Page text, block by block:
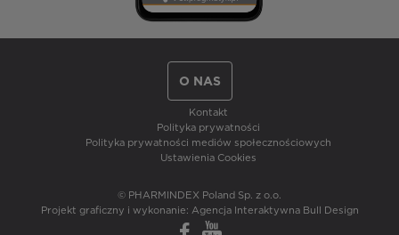
O NAS
Kontakt
Polityka prywatności
Polityka prywatności mediów społecznościowych
Ustawienia Cookies
© PHARMINDEX Poland Sp. z o.o.
Projekt graficzny i wykonanie: Agencja Interaktywna Bull Design